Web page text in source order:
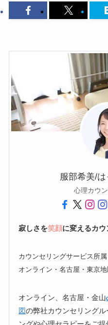
服部希美/
心理カウ
寂しさを笑顔に変えるカ
カウンセリングサービス所属
オンライン・名古屋・東京地
オンライン、名古屋・金山
図の弊社カウンセリング